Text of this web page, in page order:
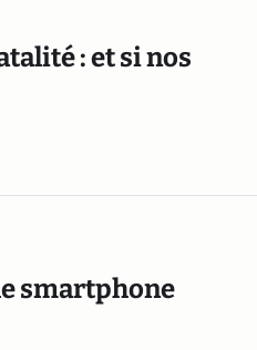
: et si nos
smartphone